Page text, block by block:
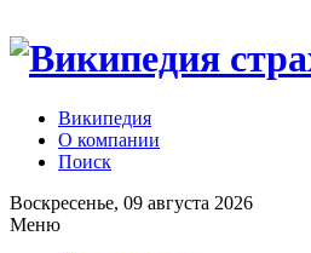
Википедия
О компании
Поиск
Воскресенье, 09 августа 2026
Меню